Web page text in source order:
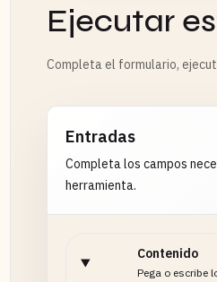
Ejecutar
Completa el formulario,
Entradas
Completa los campos
herramienta.
Contenido
Pega o escribe